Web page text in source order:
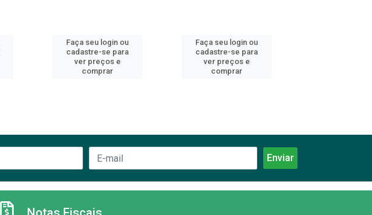
Faça seu login ou
cadastre-se para
ver preços e
comprar
Faça seu login ou
cadastre-se para
ver preços e
comprar